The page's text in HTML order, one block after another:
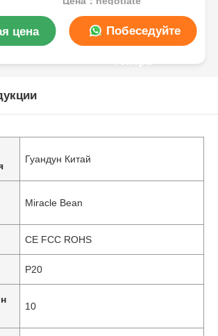
цена Побеседуйте
Гуандун Китай
Miracle Bean
CE FCC ROHS
P20
10